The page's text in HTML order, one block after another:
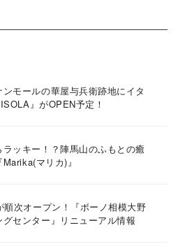
モールの華屋与兵衛跡地にイタ
』がOPEN予定！
ッキー！？陣馬山のふもとの癒
マリカ)』
順次オープン！『ボーノ相模大野
グセンター』リニューアル情報